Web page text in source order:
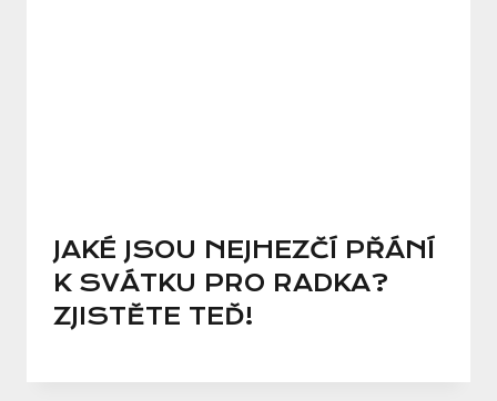
JAKÉ JSOU NEJHEZČÍ PŘÁNÍ
K SVÁTKU PRO RADKA?
ZJISTĚTE TEĎ!